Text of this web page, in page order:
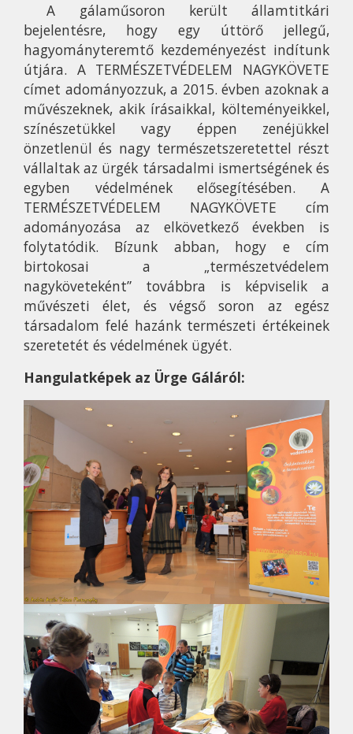
A gálaműsoron került államtitkári
bejelentésre, hogy egy úttörő jellegű,
hagyományteremtő kezdeményezést indítunk
útjára. A TERMÉSZETVÉDELEM NAGYKÖVETE
címet adományozzuk, a 2015. évben azoknak a
művészeknek, akik írásaikkal, költeményeikkel,
színészetükkel vagy éppen zenéjükkel
önzetlenül és nagy természetszeretettel részt
vállaltak az ürgék társadalmi ismertségének és
egyben védelmének elősegítésében. A
TERMÉSZETVÉDELEM NAGYKÖVETE cím
adományozása az elkövetkező években is
folytatódik. Bízunk abban, hogy e cím
birtokosai a „természetvédelem
nagyköveteként” továbbra is képviselik a
művészeti élet, és végső soron az egész
társadalom felé hazánk természeti értékeinek
szeretetét és védelmének ügyét.
Hangulatképek az Ürge Gáláról: